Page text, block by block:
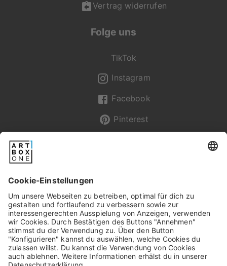
Vertrag widerrufen
Folge uns
TikTok
Instagram
Facebook
Pinterest
Pixum
Widerrufsbelehrung
Datenschutz